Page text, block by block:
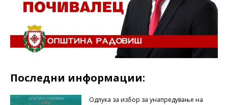
Последни информации:
Одлука за избор за унапредување на